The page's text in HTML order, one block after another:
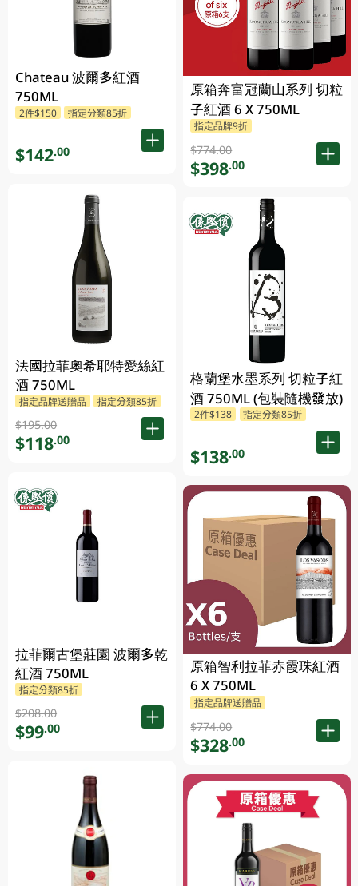
Chateau 波爾多紅酒
750ML
2件$150 指定分類85折
$142.00
法國拉菲奧希耶特愛絲紅
酒 750ML
指定品牌送贈品 指定分類85折
$195.00
$118.00
拉菲爾古堡莊園 波爾多乾
紅酒 750ML
指定分類85折
$208.00
$99.00
原箱奔富冠蘭山系列 切粒
子紅酒 6 X 750ML
指定品牌9折
$774.00
$398.00
格蘭堡水墨系列 切粒子紅
酒 750ML (包裝隨機發放)
2件$138 指定分類85折
$138.00
原箱智利拉菲赤霞珠紅酒
6 X 750ML
指定品牌送贈品
$774.00
$328.00